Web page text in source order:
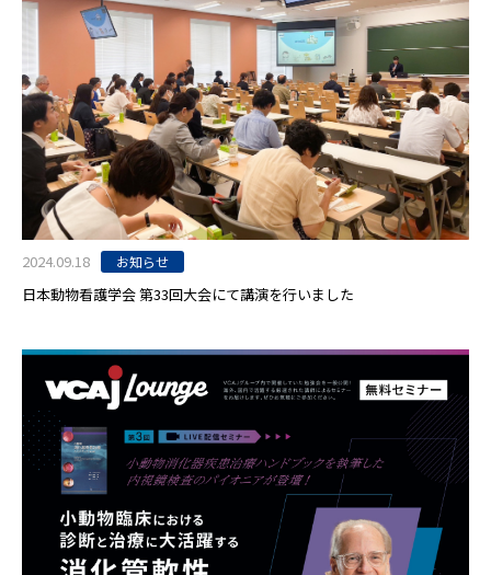
2024.09.18 お知らせ
日本動物看護学会 第33回大会にて講演を行いました